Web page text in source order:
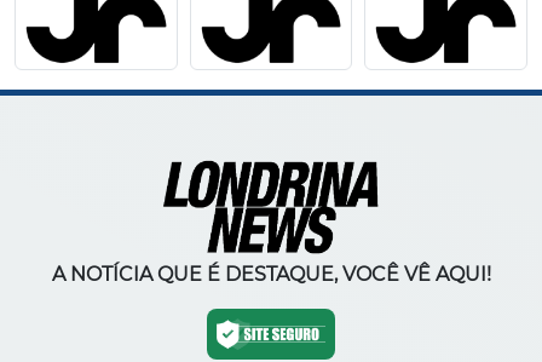
A NOTÍCIA QUE É DESTAQUE, VOCÊ VÊ AQUI!